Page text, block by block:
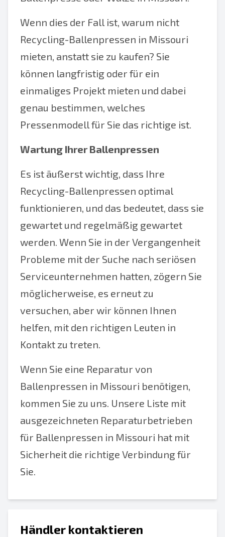
Wenn dies der Fall ist, warum nicht
Recycling-Ballenpressen in Missouri
mieten, anstatt sie zu kaufen? Sie
können langfristig oder für ein
einmaliges Projekt mieten und dabei
genau bestimmen, welches
Pressenmodell für Sie das richtige ist.
Wartung Ihrer Ballenpressen
Es ist äußerst wichtig, dass Ihre
Recycling-Ballenpressen optimal
funktionieren, und das bedeutet, dass sie
gewartet und regelmäßig gewartet
werden. Wenn Sie in der Vergangenheit
Probleme mit der Suche nach seriösen
Serviceunternehmen hatten, zögern Sie
möglicherweise, es erneut zu
versuchen, aber wir können Ihnen
helfen, mit den richtigen Leuten in
Kontakt zu treten.
Wenn Sie eine Reparatur von
Ballenpressen in Missouri benötigen,
kommen Sie zu uns. Unsere Liste mit
ausgezeichneten Reparaturbetrieben
für Ballenpressen in Missouri hat mit
Sicherheit die richtige Verbindung für
Sie.
Händler kontaktieren